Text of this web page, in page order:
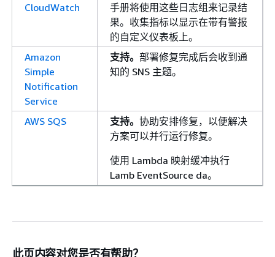
CloudWatch
手册将使用这些日志组来记录结
果。收集指标以显示在带有警报
的自定义仪表板上。
Amazon
Simple
Notification
Service
支持。 部署修复完成后会收到通
知的 SNS 主题。
AWS SQS 支持。 协助安排修复，以便解决
方案可以并行运行修复。
使用 Lambda 映射缓冲执行
Lamb EventSource da。
Service
AWS Config 支持。
此页内容对您是否有帮助？